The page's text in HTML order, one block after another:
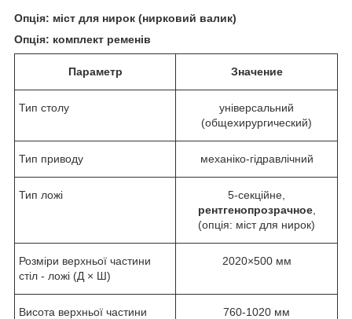
Опція: міст для нирок (нирковий валик)
Опція: комплект ременів
Параметр Значение
Тип столу
універсальний
(общехирургический)
Тип приводу механіко-гідравлічний
Тип ложі
5-секційне,
рентгенопрозрачное,
(опція: міст для нирок)
Розміри верхньої частини
стіл - ложі (Д × Ш)
2020×500 мм
Висота верхньої частини
760-1020 мм